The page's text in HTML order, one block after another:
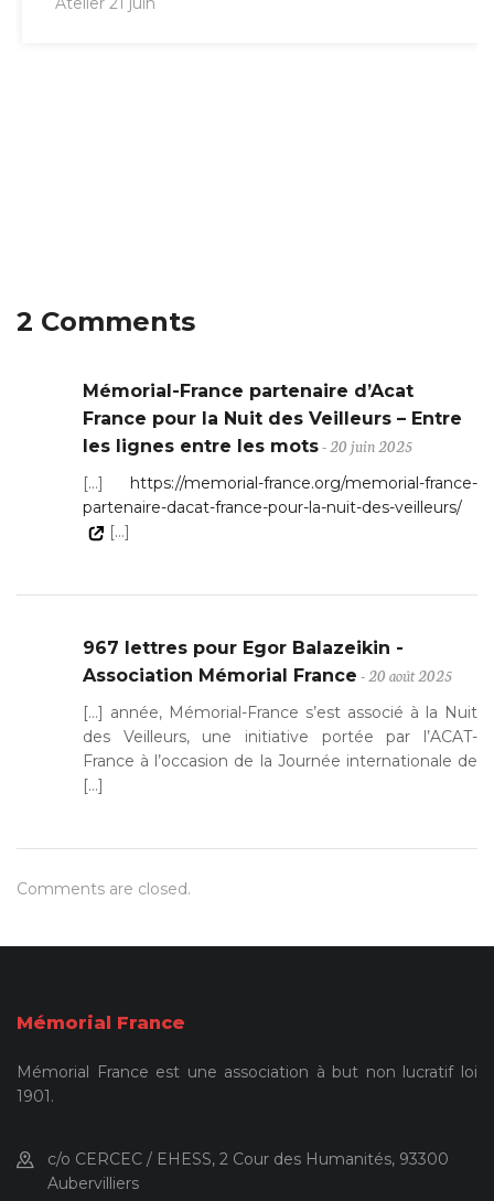
2 Comments
Mémorial-France partenaire d’Acat
France pour la Nuit des Veilleurs – Entre
les lignes entre les mots- 20 juin 2025
[…]
https://memorial-france.org/memorial-france-
partenaire-dacat-france-pour-la-nuit-des-veilleurs/
[…]
967 lettres pour Egor Balazeikin -
Association Mémorial France - 20 août 2025
[…] année, Mémorial-France s’est associé à la Nuit
des Veilleurs, une initiative portée par l’ACAT-
France à l’occasion de la Journée internationale de
[…]
Comments are closed.
Mémorial France
Mémorial France est une association à but non lucratif loi
1901.
c/o CERCEC / EHESS, 2 Cour des Humanités, 93300
Aubervilliers